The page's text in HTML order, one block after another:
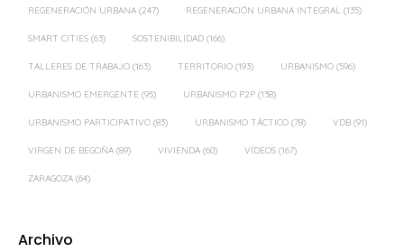
REGENERACIÓN URBANA (247) REGENERACIÓN URBANA INTEGRAL (135)
SMART CITIES (63) SOSTENIBILIDAD (166)
TALLERES DE TRABAJO (163) TERRITORIO (193) URBANISMO (596)
URBANISMO EMERGENTE (95) URBANISMO P2P (138)
URBANISMO PARTICIPATIVO (83) URBANISMO TÁCTICO (78) VDB (91)
VIRGEN DE BEGOÑA (89) VIVIENDA (60) VÍDEOS (167)
ZARAGOZA (64)
Archivo